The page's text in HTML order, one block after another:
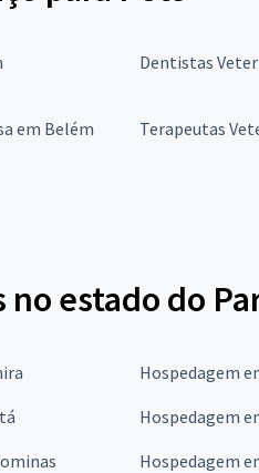
Dentistas
em Belém Terapeutas
estado do
Hospedagem
Hospedagem
Hospedagem